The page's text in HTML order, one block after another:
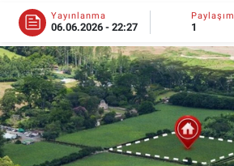
Yayınlanma
06.06.2026 - 22:27
Paylaşım
1
ESKİŞEHİR NÖBETÇİ
Eskişehir Haber İçerikleri
Eskişehir Hava Durumu
Eskişehir Tramvay Saatleri